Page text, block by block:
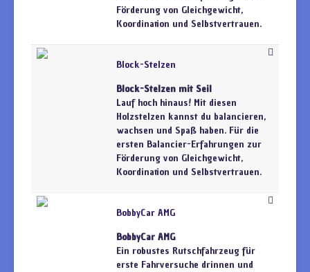
Förderung von Gleichgewicht,
Koordination und Selbstvertrauen.
Block-Stelzen
Block-Stelzen mit Seil
Lauf hoch hinaus! Mit diesen
Holzstelzen kannst du balancieren,
wachsen und Spaß haben. Für die
ersten Balancier-Erfahrungen zur
Förderung von Gleichgewicht,
Koordination und Selbstvertrauen.
BobbyCar AMG
BobbyCar AMG
Ein robustes Rutschfahrzeug für
erste Fahrversuche drinnen und